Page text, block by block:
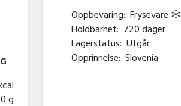
0 g
Oppbevaring: Frysevare
Holdbarhet: 720 dager
Lagerstatus: Utgår
Opprinnelse: Slovenia